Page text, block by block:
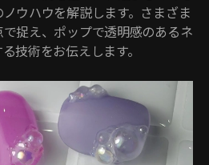
ウハウを解説します。さまざま
捉え、ポップで透明感のあるネ
技術をお伝えします。